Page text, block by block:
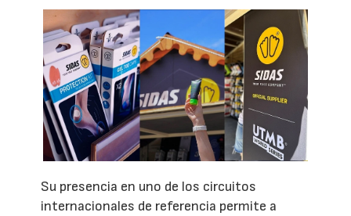
Su presencia en uno de los circuitos
internacionales de referencia permite a